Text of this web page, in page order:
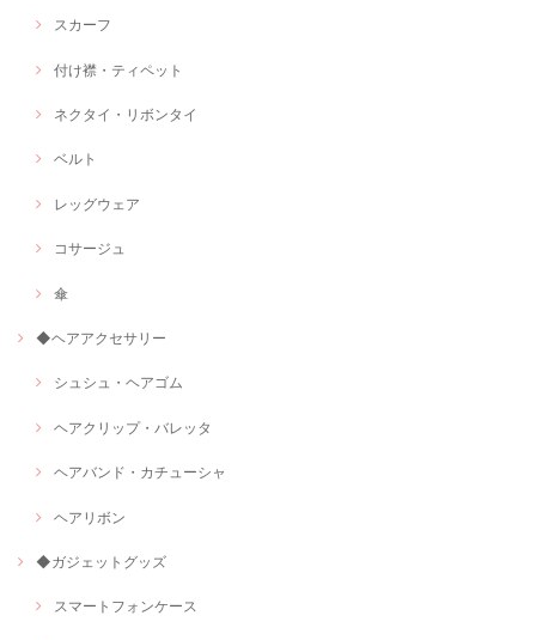
スカーフ
付け襟・ティペット
ネクタイ・リボンタイ
ベルト
レッグウェア
コサージュ
傘
◆ヘアアクセサリー
シュシュ・ヘアゴム
ヘアクリップ・バレッタ
ヘアバンド・カチューシャ
ヘアリボン
◆ガジェットグッズ
スマートフォンケース